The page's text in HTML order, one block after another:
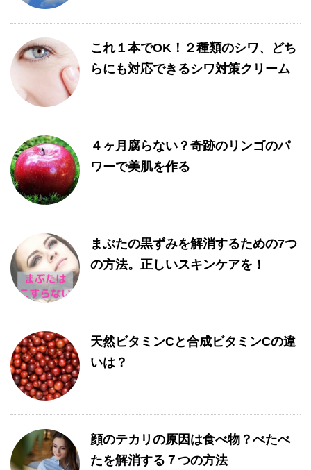
これ１本でOK！２種類のシワ、どち
らにも対応できるシワ対策クリーム
４ヶ月腐らない？奇跡のリンゴのパ
ワーで美肌を作る
まぶたの黒ずみを解消するための7つ
の方法。正しいスキンケアを！
天然ビタミンCと合成ビタミンCの違
いは？
顔のテカリの原因は食べ物？べたべ
たを解消する７つの方法